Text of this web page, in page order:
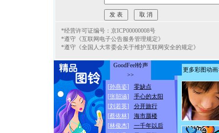
*经营许可证编号：京ICP00000008号
*遵守《互联网电子公告服务管理规定》
*遵守《全国人大常委会关于维护互联网安全的规定》